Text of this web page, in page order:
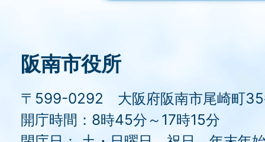
阪南市役所
〒599-0292 大阪府阪南市尾崎町35
開庁時間：8時45分～17時15分